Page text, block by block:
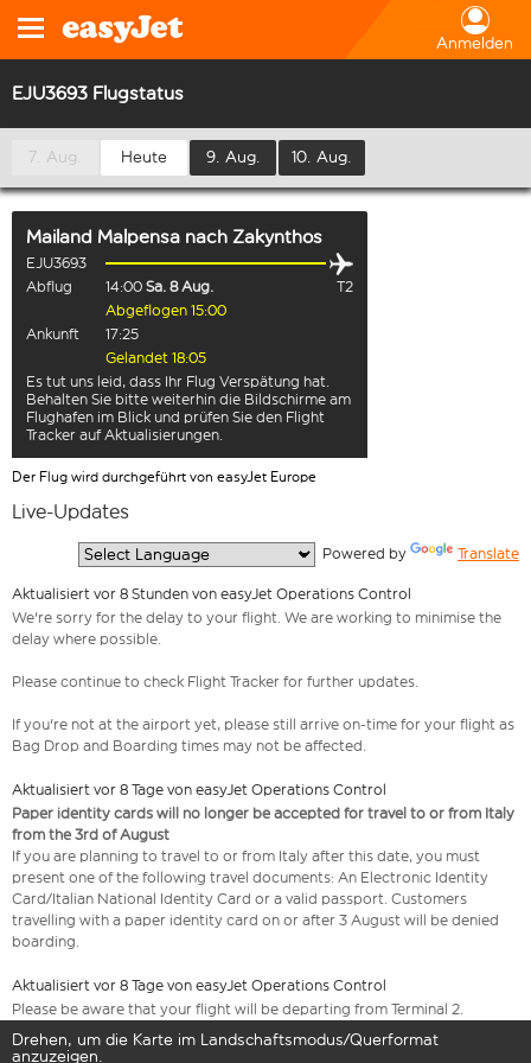
Anmelden
EJU3693 Flugstatus
7. Aug. Heute 9. Aug. 10. Aug.
Mailand Malpensa nach Zakynthos
EJU3693
Abflug
14:00 Sa. 8 Aug.
T2
Abgeflogen 15:00
Ankunft
17:25
Gelandet 18:05
Es tut uns leid, dass Ihr Flug Verspätung hat.
Behalten Sie bitte weiterhin die Bildschirme am
Flughafen im Blick und prüfen Sie den Flight
Tracker auf Aktualisierungen.
Der Flug wird durchgeführt von easyJet Europe
Live-Updates
Powered by Translate
Aktualisiert vor 8 Stunden von easyJet Operations Control
We're sorry for the delay to your flight. We are working to minimise the
delay where possible.
Please continue to check Flight Tracker for further updates.
If you're not at the airport yet, please still arrive on-time for your flight as
Bag Drop and Boarding times may not be affected.
Aktualisiert vor 8 Tage von easyJet Operations Control
Paper identity cards will no longer be accepted for travel to or from Italy
from the 3rd of August
If you are planning to travel to or from Italy after this date, you must
present one of the following travel documents: An Electronic Identity
Card/Italian National Identity Card or a valid passport. Customers
travelling with a paper identity card on or after 3 August will be denied
boarding.
Aktualisiert vor 8 Tage von easyJet Operations Control
Please be aware that your flight will be departing from Terminal 2.
Drehen, um die Karte im Landschaftsmodus/Querformat
anzuzeigen.